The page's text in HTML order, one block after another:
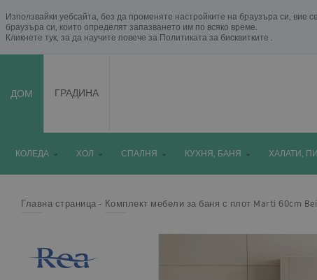
Използвайки уебсайта, без да променяте настройките на браузъра си, вие
браузъра си, които определят запазването им по всяко време.
Кликнете тук, за да научите повече за Политиката за бисквитките .
ДОМ ГРАДИНА
КОЛЕДА ХОЛ СПАЛНЯ КУХНЯ, БАНЯ ХАЛАТИ,
Главна страница Комплект мебели за баня с плот Marti 60cm